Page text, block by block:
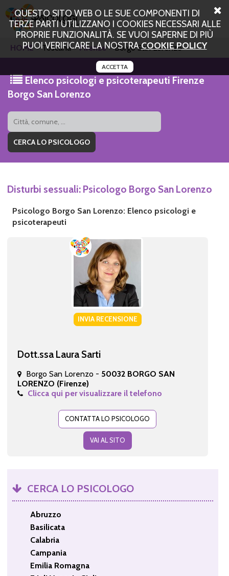
QUESTO SITO WEB O LE SUE COMPONENTI DI
TERZE PARTI UTILIZZANO I COOKIES NECESSARI ALLE
PROPRIE FUNZIONALITÀ. SE VUOI SAPERNE DI PIÙ
PUOI VERIFICARE LA NOSTRACOOKIE POLICY
ACCETTA
HOME Toscana Firenze Borgo San Lorenzo
Elenco psicologi e psicoterapeuti Firenze
Borgo San Lorenzo
Disturbi sessuali: Psicologo Borgo San Lorenzo
Psicologo Borgo San Lorenzo: Elenco psicologi e
psicoterapeuti
INVIA RECENSIONE
Dott.ssa Laura Sarti
Borgo San Lorenzo - 50032 BORGO SAN
LORENZO (Firenze)
Clicca qui per visualizzare il telefono
CONTATTA LO PSICOLOGO
VAI AL SITO
CERCA LO PSICOLOGO
Abruzzo
Basilicata
Calabria
Campania
Emilia Romagna